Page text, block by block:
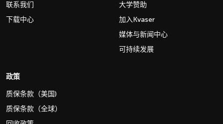
联系我们
下载中心
大学赞助
加入Kvaser
媒体与新闻中心
可持续发展
政策
质保条款（美国)
质保条款（全球）